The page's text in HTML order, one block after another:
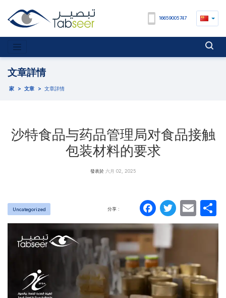
16659005747
文章詳情
家 > 文章 > 文章詳情
沙特食品与药品管理局对食品接触
包装材料的要求
發表於 六月 02, 2025
Uncategorized 分享 :